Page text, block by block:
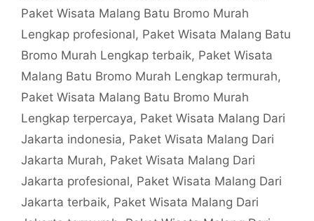
Paket Wisata Malang Batu Bromo Murah
Lengkap profesional, Paket Wisata Malang Batu
Bromo Murah Lengkap terbaik, Paket Wisata
Malang Batu Bromo Murah Lengkap termurah,
Paket Wisata Malang Batu Bromo Murah
Lengkap terpercaya, Paket Wisata Malang Dari
Jakarta indonesia, Paket Wisata Malang Dari
Jakarta Murah, Paket Wisata Malang Dari
Jakarta profesional, Paket Wisata Malang Dari
Jakarta terbaik, Paket Wisata Malang Dari